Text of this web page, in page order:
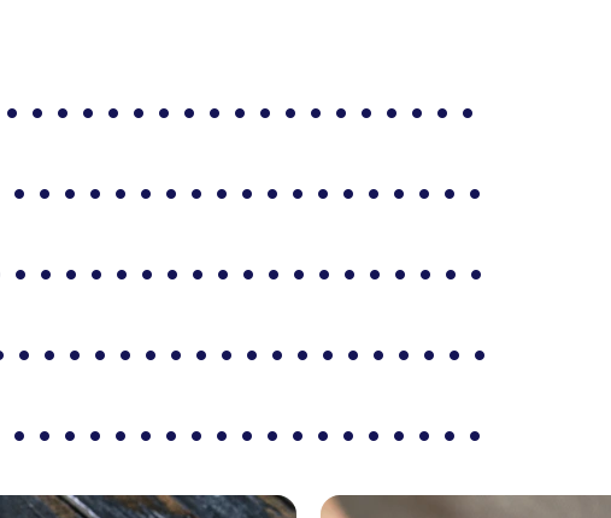
. . . . . . . . . . . . . . . . . .
. . . . . . . . . . . . . . . . . .
. . . . . . . . . . . . . . . . . .
. . . . . . . . . . . . . . . . . .
. . . . . . . . . . . . . . . . . .